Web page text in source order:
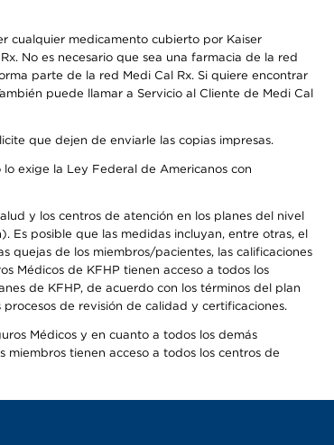
cualquier medicamento cubierto por Kaiser
No es necesario que sea una farmacia de la red
parte de la red Medi Cal Rx. Si quiere encontrar
puede llamar a Servicio al Cliente de Medi Cal
que dejen de enviarle las copias impresas.
exige la Ley Federal de Americanos con
y los centros de atención en los planes del nivel
Es posible que las medidas incluyan, entre otras, el
quejas de los miembros/pacientes, las calificaciones
Médicos de KFHP tienen acceso a todos los
de KFHP, de acuerdo con los términos del plan
de revisión de calidad y certificaciones.
Médicos y en cuanto a todos los demás
tienen acceso a todos los centros de